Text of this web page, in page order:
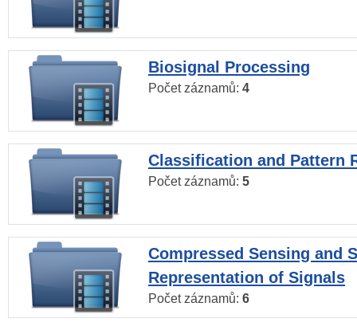
Biosignal Processing
Počet záznamů: 4
Classification and Pattern
Počet záznamů: 5
Compressed Sensing and
Representation of Signals
Počet záznamů: 6